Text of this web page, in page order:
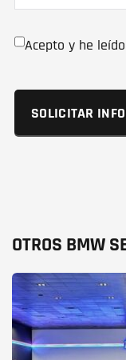
Acepto y he leído
OTROS BMW